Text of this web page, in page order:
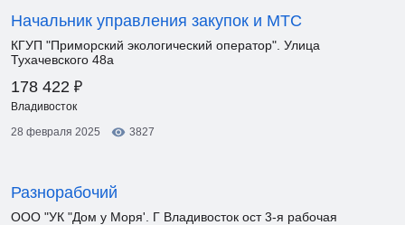
Начальник управления закупок и МТС
КГУП "Приморский экологический оператор". Улица
Тухачевского 48а
178 422 ₽
Владивосток
28 февраля 2025
3827
Разнорабочий
ООО "УК "Дом у Моря'. Г Владивосток ост 3-я рабочая